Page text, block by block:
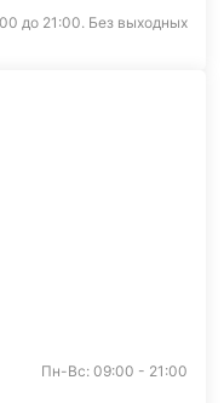
до 21:00. Без выходных
Пн-Вс: 09:00 - 21:00